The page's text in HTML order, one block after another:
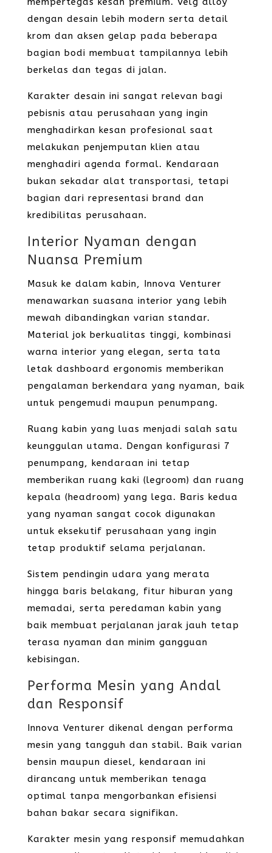
dengan desain lebih modern serta detail
krom dan aksen gelap pada beberapa
bagian bodi membuat tampilannya lebih
berkelas dan tegas di jalan.
Karakter desain ini sangat relevan bagi
pebisnis atau perusahaan yang ingin
menghadirkan kesan profesional saat
melakukan penjemputan klien atau
menghadiri agenda formal. Kendaraan
bukan sekadar alat transportasi, tetapi
bagian dari representasi brand dan
kredibilitas perusahaan.
Interior Nyaman dengan
Nuansa Premium
Masuk ke dalam kabin, Innova Venturer
menawarkan suasana interior yang lebih
mewah dibandingkan varian standar.
Material jok berkualitas tinggi, kombinasi
warna interior yang elegan, serta tata
letak dashboard ergonomis memberikan
pengalaman berkendara yang nyaman, baik
untuk pengemudi maupun penumpang.
Ruang kabin yang luas menjadi salah satu
keunggulan utama. Dengan konfigurasi 7
penumpang, kendaraan ini tetap
memberikan ruang kaki (legroom) dan ruang
kepala (headroom) yang lega. Baris kedua
yang nyaman sangat cocok digunakan
untuk eksekutif perusahaan yang ingin
tetap produktif selama perjalanan.
Sistem pendingin udara yang merata
hingga baris belakang, fitur hiburan yang
memadai, serta peredaman kabin yang
baik membuat perjalanan jarak jauh tetap
terasa nyaman dan minim gangguan
kebisingan.
Performa Mesin yang Andal
dan Responsif
Innova Venturer dikenal dengan performa
mesin yang tangguh dan stabil. Baik varian
bensin maupun diesel, kendaraan ini
dirancang untuk memberikan tenaga
optimal tanpa mengorbankan efisiensi
bahan bakar secara signifikan.
Karakter mesin yang responsif memudahkan